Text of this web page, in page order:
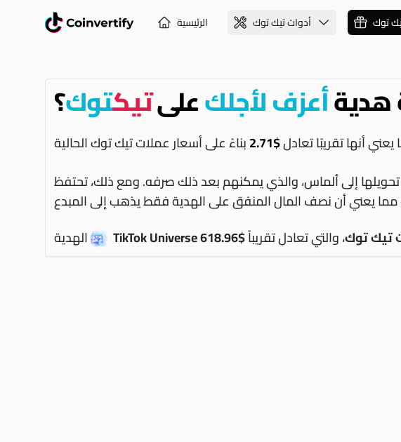
الرئيسية أدوات تيك توك توك
هديةأعزف لأجلكعلىتيكتوك؟
أنها تقريبًا تعادل$2.71
إلى ألماس، والذي يمكنهم بعد ذلك صرفه. ومع ذلك، تحتفظ
TikTok Universe ، والتي تعادل تقريباً$618.96